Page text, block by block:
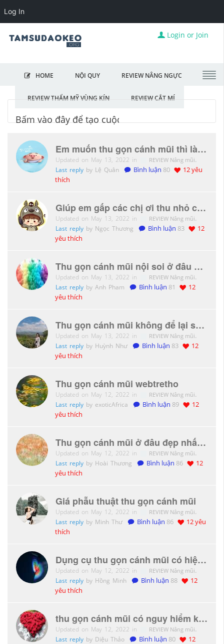
Login or Join
HOME NỘI QUY REVIEW NÂNG NGỰC
REVIEW THẨM MỸ VÙNG KÍN REVIEW CẮT MÍ
Em muốn thu gọn cánh mũi thì làm ở đâu đẹp các chị ơi
Updated on May 13, 2022 in REVIEW Nâng mũi.
Last reply by Lệ Quân Bình luận 80
12 yêu
thích
Giúp em gấp các chị ơi thu nhỏ cánh mũi hết bao nhiêu tiền vậy nè
Updated on May 13, 2022 in REVIEW Nâng mũi.
Last reply by Ngọc Thương Bình luận 83
12
yêu thích
Thu gọn cánh mũi nội soi ở đâu đẹp
Updated on May 13, 2022 in REVIEW Nâng mũi.
Last reply by Anh Pham Bình luận 81
12
yêu thích
Thu gọn cánh mũi không để lại sẹo phải không ạ?
Updated on May 13, 2022 in REVIEW Nâng mũi.
Last reply by Huỳnh Như Bình luận 83
12
yêu thích
Thu gọn cánh mũi webtretho
Updated on May 12, 2022 in REVIEW Nâng mũi.
Last reply by exoticAfrica Bình luận 89
12
yêu thích
Thu gọn cánh mũi ở đâu đẹp nhất chỉ mình với
Updated on May 12, 2022 in REVIEW Nâng mũi.
Last reply by Hoài Thương Bình luận 86
12
yêu thích
Giá phẫu thuật thu gọn cánh mũi
Updated on May 12, 2022 in REVIEW Nâng mũi.
Last reply by Minh Thư Bình luận 86
12 yêu
thích
Dụng cụ thu gọn cánh mũi có hiệu quả không?
Updated on May 12, 2022 in REVIEW Nâng mũi.
Last reply by Hồng Minh Bình luận 88
12
yêu thích
thu gọn cánh mũi có nguy hiểm không
Updated on May 12, 2022 in REVIEW Nâng mũi.
Last reply by Diệu Thảo Bình luận 80
12
Log In